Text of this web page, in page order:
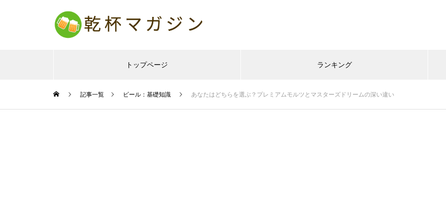
トップページ ランキング
記事一覧 ビール：基礎知識 あなたはどちらを選ぶ？プレミアムモルツとマスターズドリームの深い違い